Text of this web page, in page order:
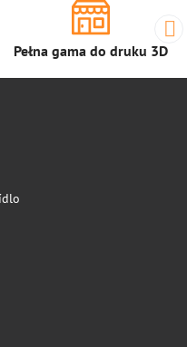
Pełna gama do druku 3D